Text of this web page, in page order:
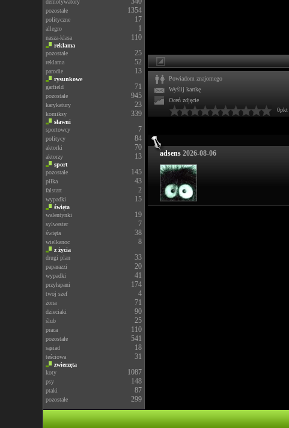
demotywatory
pozostałe 1354
polityczne 17
allegro 1
nasza-klasa 110
reklama
pozostałe
25
reklama 52
parodie 13
rysunkowe
garfield
71
pozostałe 945
karykatury 23
komiksy 339
sławni
sportowcy
7
politycy 84
aktorki 70
aktorzy 13
sport
pozostałe
145
piłka 43
falstart 2
wypadki 15
święta
walentynki
19
sylwester 7
święta 38
wielkanoc 8
z życia
drugi plan
33
paparazzi 20
wypadki 41
przyłapani 174
twoj szef 4
żona 71
dzieciaki 90
ślub 25
praca 110
pozostałe 541
sąsiad 18
teściowa 31
zwierzęta
koty
1087
psy 148
ptaki 87
pozostałe 299
Powiadom znajomego
Wyślij kartkę
Oceń zdjęcie
0pkt
adsens 2026-08-06